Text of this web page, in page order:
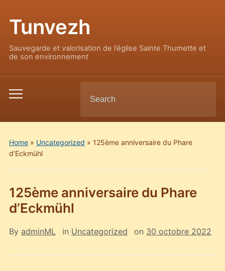
Tunvezh
Sauvegarde et valorisation de l’église Sainte Thumette et
de son environnement
Toggle
menu
for:
Home» Uncategorized » 125ème anniversaire du Phare
d’Eckmühl
125ème anniversaire du Phare
d’Eckmühl
By adminML in Uncategorized on 30 octobre 2022